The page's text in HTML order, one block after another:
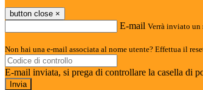
button close ×
E-mail Verrà inviato un
Non hai una e-mail associata al nome utente? Effettua il
E-mail inviata, si prega di controllare la casella di